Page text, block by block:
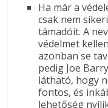
Ha már a
csak nem
támadóit. A
védelmet
azonban se
pedig Joe
látható, hogy
fontos, és
lehetőség